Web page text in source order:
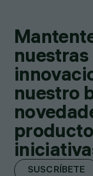
nuestro
SUSCRÍBETE